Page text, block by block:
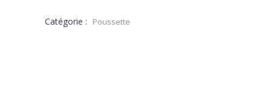
Catégorie : Poussette